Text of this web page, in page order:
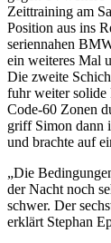
Zeittraining am
Position aus ins
seriennahen
ein weiteres Mal
Die zweite
fuhr weiter solide
Code-60 Zonen
griff Simon dann
und brachte auf
„Die
der Nacht noch
schwer. Der
erklärt Stephan